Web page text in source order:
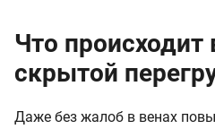
Что происходит
скрытой
Даже без жалоб в венах